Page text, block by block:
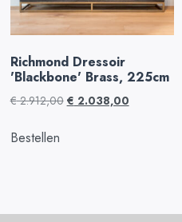
Richmond Dressoir
'Blackbone' Brass, 225cm
€2.912,00 € 2.038,00
Bestellen